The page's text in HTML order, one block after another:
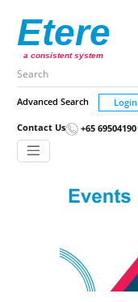
Etere
a consistent system
Advanced Search Login
Contact Us +65 69504190